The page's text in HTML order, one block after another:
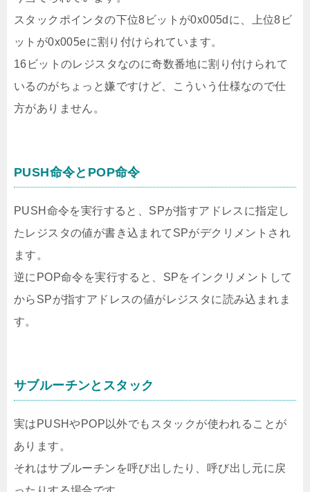
スタックポインタの下位8ビットが0x005dに、上位8ビ
ットが0x005eに割り付けられています。
16ビットのレジスタなのに奇数番地に割り付けられて
いるのがちょっと嫌ですけど、こういう仕様なので仕
方がありません。
PUSH命令とPOP命令
PUSH命令を実行すると、SPが指すアドレスに指定し
たレジスタの値が書き込まれてSPがデクリメントされ
ます。
逆にPOP命令を実行すると、SPをインクリメントして
からSPが指すアドレスの値がレジスタに読み込まれま
す。
サブルーチンとスタック
実はPUSHやPOP以外でもスタックが使われることが
あります。
それはサブルーチンを呼び出したり、呼び出し元に戻